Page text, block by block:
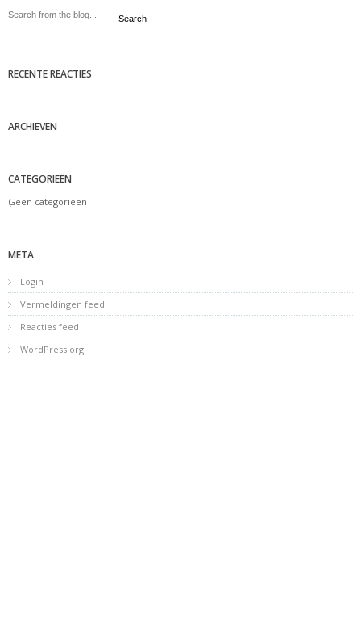
Search
RECENTE REACTIES
ARCHIEVEN
CATEGORIEËN
Geen categorieën
META
Login
Vermeldingen feed
Reacties feed
WordPress.org